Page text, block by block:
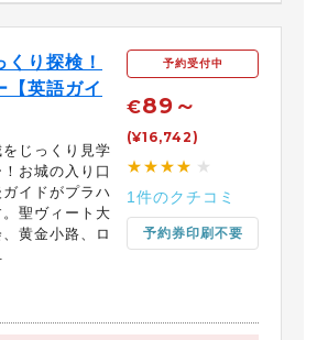
り探検！
【英語ガイ
じっくり見学
お城の入り口
イドがプラハ
聖ヴィート大
黄金小路、ロ
予約受付中
€89～
(¥16,742)
★★★★ ★
1件のクチコミ
予約券印刷不要